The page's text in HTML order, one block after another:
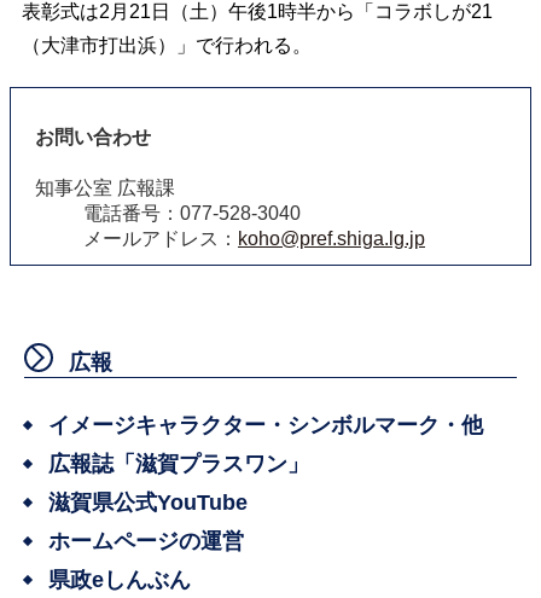
表彰式は2月21日（土）午後1時半から「コラボしが21
（大津市打出浜）」で行われる。
お問い合わせ
知事公室 広報課
電話番号：077-528-3040
メールアドレス： koho@pref.shiga.lg.jp
広報
イメージキャラクター・シンボルマーク・他
広報誌「滋賀プラスワン」
滋賀県公式YouTube
ホームページの運営
県政eしんぶん